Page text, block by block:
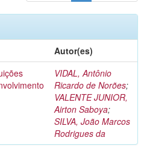
Autor(es)
VIDAL, Antônio
Ricardo de Norões;
VALENTE JUNIOR,
Airton Saboya;
SILVA, João Marcos
Rodrigues da